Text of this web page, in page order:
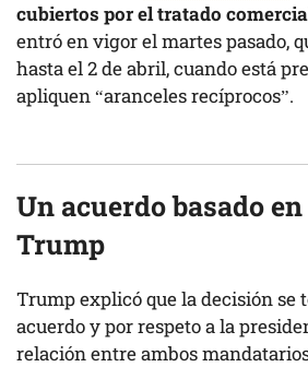
cubiertos por el tratado
entró en vigor el martes pasado,
hasta el 2 de abril, cuando está
apliquen “aranceles recíprocos”.
Un acuerdo basado
Trump
Trump explicó que la decisión se
acuerdo y por respeto a la
relación entre ambos